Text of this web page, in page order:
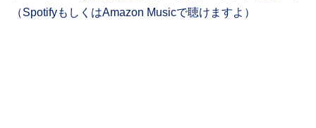
（SpotifyもしくはAmazon Musicで聴けますよ）